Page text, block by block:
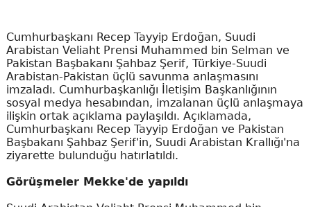
Cumhurbaşkanı Recep Tayyip Erdoğan, Suudi
Arabistan Veliaht Prensi Muhammed bin Selman ve
Pakistan Başbakanı Şahbaz Şerif, Türkiye-Suudi
Arabistan-Pakistan üçlü savunma anlaşmasını
imzaladı. Cumhurbaşkanlığı İletişim Başkanlığının
sosyal medya hesabından, imzalanan üçlü anlaşmaya
ilişkin ortak açıklama paylaşıldı. Açıklamada,
Cumhurbaşkanı Recep Tayyip Erdoğan ve Pakistan
Başbakanı Şahbaz Şerif'in, Suudi Arabistan Krallığı'na
ziyarette bulunduğu hatırlatıldı.
Görüşmeler Mekke'de yapıldı